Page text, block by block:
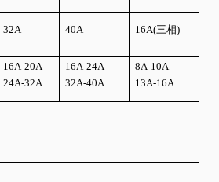
32A 40A 16A(三相)
16A-20A-
24A-32A
16A-24A-
32A-40A
8A-10A-
13A-16A